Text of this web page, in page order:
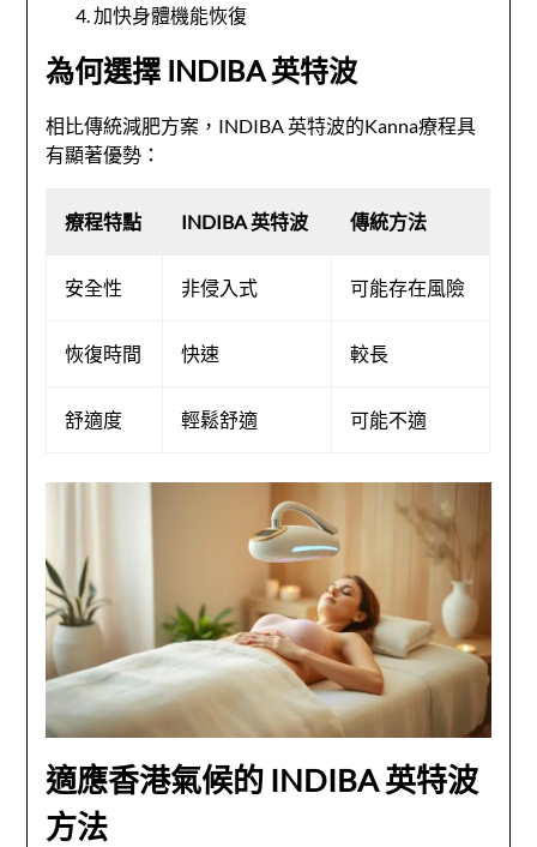
加快身體機能恢復
為何選擇 INDIBA 英特波
相比傳統減肥方案，INDIBA 英特波的Kanna療程具
有顯著優勢：
療程特點 INDIBA 英特波 傳統方法
安全性 非侵入式 可能存在風險
恢復時間 快速 較長
舒適度 輕鬆舒適 可能不適
適應香港氣候的 INDIBA 英特波
方法